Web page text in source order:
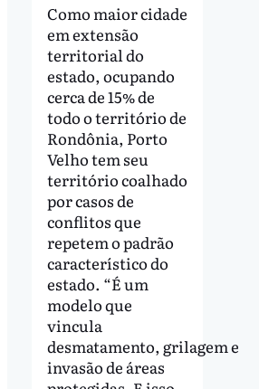
Como maior cidade
em extensão
territorial do
estado, ocupando
cerca de 15% de
todo o território de
Rondônia, Porto
Velho tem seu
território coalhado
por casos de
conflitos que
repetem o padrão
característico do
estado. “É um
modelo que
vincula
desmatamento, grilagem e
invasão de áreas